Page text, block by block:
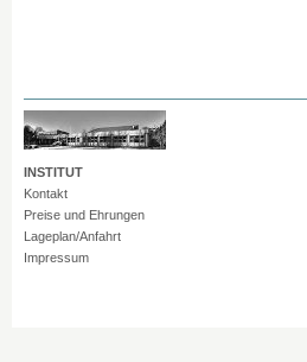
INSTITUT
Kontakt
Preise und Ehrungen
Lageplan/Anfahrt
Impressum